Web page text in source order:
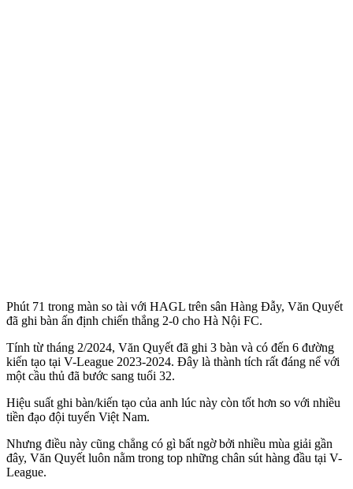
Phút 71 trong màn so tài với HAGL trên sân Hàng Đẫy, Văn Quyết
đã ghi bàn ấn định chiến thắng 2-0 cho Hà Nội FC.
Tính từ tháng 2/2024, Văn Quyết đã ghi 3 bàn và có đến 6 đường
kiến tạo tại V-League 2023-2024. Đây là thành tích rất đáng nể với
một cầu thủ đã bước sang tuổi 32.
Hiệu suất ghi bàn/kiến tạo của anh lúc này còn tốt hơn so với nhiều
tiền đạo đội tuyển Việt Nam.
Nhưng điều này cũng chẳng có gì bất ngờ bởi nhiều mùa giải gần
đây, Văn Quyết luôn nằm trong top những chân sút hàng đầu tại V-
League.